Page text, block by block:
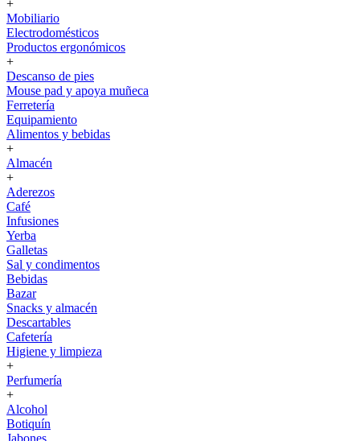
+
Mobiliario
Electrodomésticos
Productos ergonómicos
+
Descanso de pies
Mouse pad y apoya muñeca
Ferretería
Equipamiento
Alimentos y bebidas
+
Almacén
+
Aderezos
Café
Infusiones
Yerba
Galletas
Sal y condimentos
Bebidas
Bazar
Snacks y almacén
Descartables
Cafetería
Higiene y limpieza
+
Perfumería
+
Alcohol
Botiquín
Jabones